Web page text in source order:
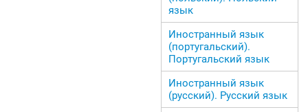
язык
Иностранный язык
(португальский).
Португальский язык
Иностранный язык
(русский). Русский язык